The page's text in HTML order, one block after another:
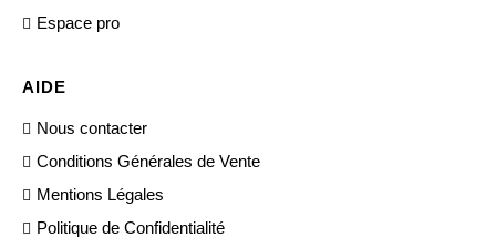
Espace pro
AIDE
Nous contacter
Conditions Générales de Vente
Mentions Légales
Politique de Confidentialité